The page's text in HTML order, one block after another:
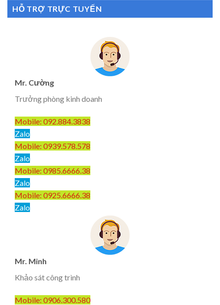
HỖ TRỢ TRỰC TUYẾN
Mr. Cường
Trưởng phòng kinh doanh
Mobile: 092.884.3838
Zalo
Mobile: 0939.578.578
Zalo
Mobile: 0985.6666.38
Zalo
Mobile: 0925.6666.38
Zalo
Mr. Minh
Khảo sát công trình
Mobile: 0906.300.580